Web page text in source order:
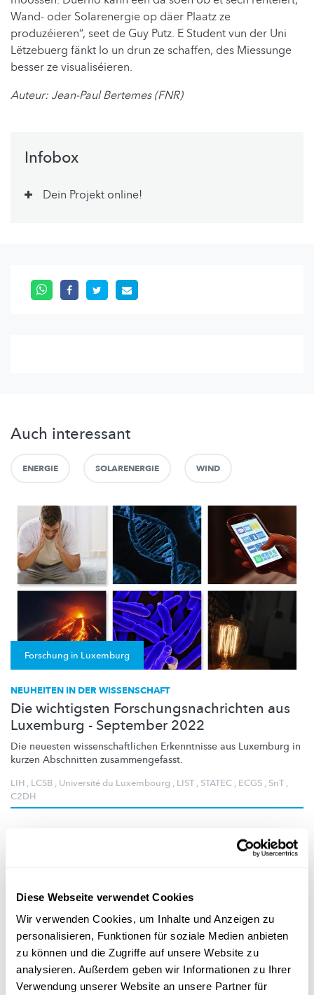
Diese Webseite verwendet Cookies
Wir verwenden Cookies, um Inhalte und Anzeigen zu
personalisieren, Funktionen für soziale Medien anbieten
zu können und die Zugriffe auf unsere Website zu
analysieren. Außerdem geben wir Informationen zu Ihrer
Verwendung unserer Website an unsere Partner für
Wand- oder Solarenergie op däer Plaatz ze
produzéieren“, seet de Guy Putz. E Student vun der Uni
Lëtzebuerg fänkt lo un drun ze schaffen, des Miessunge
besser ze visualiséieren.
Auteur: Jean-Paul Bertemes (FNR)
Infobox
Dein Projekt online!
Auch interessant
ENERGIE SOLARENERGIE WIND
Forschung in Luxemburg
NEUHEITEN IN DER WISSENSCHAFT
Die wichtigsten Forschungsnachrichten aus
Luxemburg - September 2022
Die neuesten wissenschaftlichen Erkenntnisse aus Luxemburg in
kurzen Abschnitten zusammengefasst.
LIH , LCSB , Université du Luxembourg , LIST, STATEC , ECGS , SnT,
C2DH
Mr Science